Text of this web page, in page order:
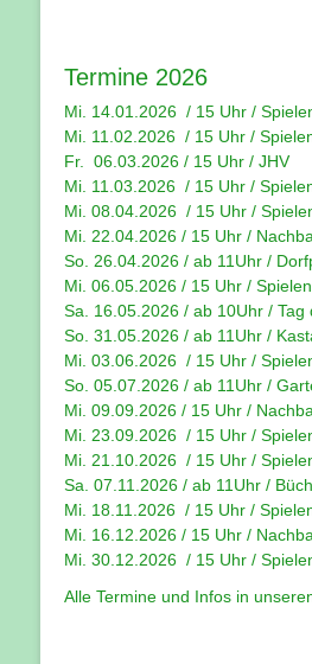
Termine 2026
Mi. 14.01.2026 / 15 Uhr /
Mi. 11.02.2026 / 15 Uhr /
Fr. 06.03.2026 / 15 Uhr / JHV
Mi. 11.03.2026 / 15 Uhr /
Mi. 08.04.2026 / 15 Uhr /
Mi. 22.04.2026 / 15 Uhr /
So. 26.04.2026 / ab 11Uhr /
Mi. 06.05.2026 / 15 Uhr /
Sa. 16.05.2026 / ab 10Uhr / Tag
So. 31.05.2026 / ab 11Uhr /
Mi. 03.06.2026 / 15 Uhr /
So. 05.07.2026 / ab 11Uhr /
Mi. 09.09.2026 / 15 Uhr /
Mi. 23.09.2026 / 15 Uhr /
Mi. 21.10.2026 / 15 Uhr /
Sa. 07.11.2026 / ab 11Uhr /
Mi. 18.11.2026 / 15 Uhr /
Mi. 16.12.2026 / 15 Uhr /
Mi. 30.12.2026 / 15 Uhr /
Alle Termine und Infos in